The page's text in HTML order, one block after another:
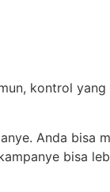
kontrol
Anda bisa
bisa